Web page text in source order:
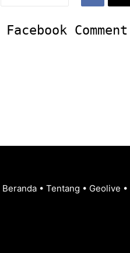
Facebook Comment
Beranda • Tentang • Geolive •